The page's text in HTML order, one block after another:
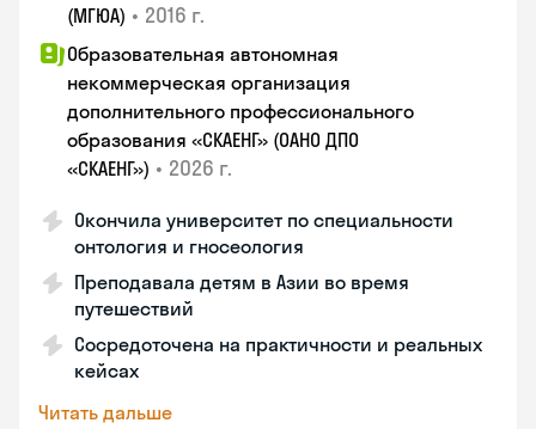
(МГЮА) • 2016 г.
Образовательная автономная
некоммерческая организация
дополнительного профессионального
образования «СКАЕНГ» (ОАНО ДПО
«СКАЕНГ») • 2026 г.
Окончила университет по специальности
онтология и гносеология
Преподавала детям в Азии во время
путешествий
Сосредоточена на практичности и реальных
кейсах
Читать дальше